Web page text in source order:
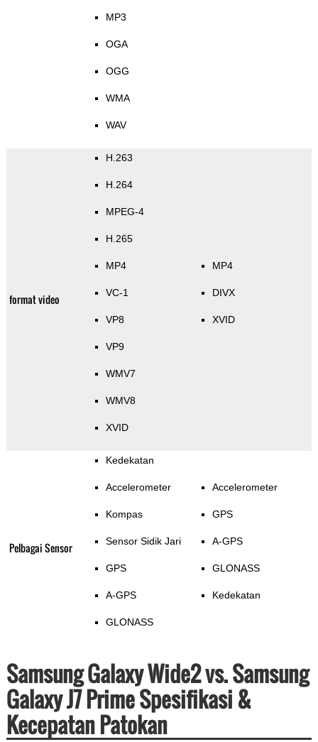
MP3
OGA
OGG
WMA
WAV
format video
H.263
H.264
MPEG-4
H.265
MP4
VC-1
VP8
VP9
WMV7
WMV8
XVID
MP4
DIVX
XVID
Pelbagai Sensor
Kedekatan
Accelerometer
Kompas
Sensor Sidik Jari
GPS
A-GPS
GLONASS
Accelerometer
GPS
A-GPS
GLONASS
Kedekatan
Samsung Galaxy Wide2 vs. Samsung
Galaxy J7 Prime Spesifikasi &
Kecepatan Patokan